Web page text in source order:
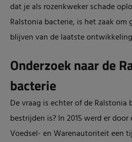
dat je als rozenkweker schade
Ralstonia bacterie, is het zaak
blijven van de laatste
Onderzoek naar de
bacterie
De vraag is echter of de
bestrijden is? In 2015 werd er door
Voedsel- en Warenautoriteit een